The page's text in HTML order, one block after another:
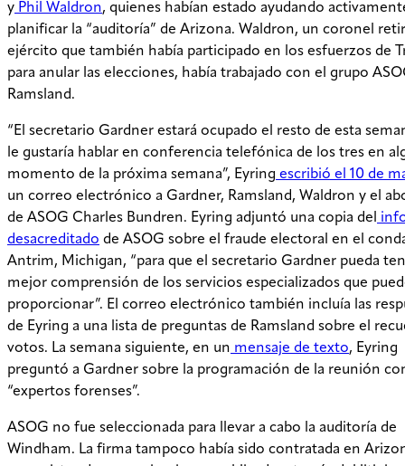
y Phil Waldron, quienes habían estado ayudando
planificar la “auditoría” de Arizona. Waldron, un coronel
ejército que también había participado en los esfuerzos de
para anular las elecciones, había trabajado con el grupo
Ramsland.
“El secretario Gardner estará ocupado el resto de esta
le gustaría hablar en conferencia telefónica de los tres en
momento de la próxima semana”, Eyring escribió el 10 de
un correo electrónico a Gardner, Ramsland, Waldron y el
de ASOG Charles Bundren. Eyring adjuntó una copia del
desacreditado de ASOG sobre el fraude electoral en el
Antrim, Michigan, “para que el secretario Gardner pueda
mejor comprensión de los servicios especializados que
proporcionar”. El correo electrónico también incluía las
de Eyring a una lista de preguntas de Ramsland sobre el
votos. La semana siguiente, en un mensaje de texto, Eyring
preguntó a Gardner sobre la programación de la reunión
“expertos forenses”.
ASOG no fue seleccionada para llevar a cabo la auditoría de
Windham. La firma tampoco había sido contratada en